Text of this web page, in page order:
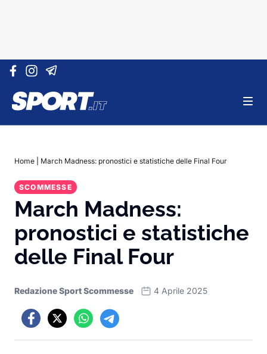
Vai al contenuto
Home March Madness: pronostici e statistiche delle Final Four
SCOMMESSE
March Madness:
pronostici e statistiche
delle Final Four
Redazione Sport Scommesse 4 Aprile 2025